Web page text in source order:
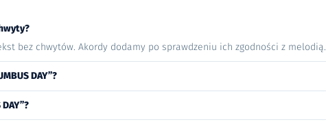
bez chwytów. Akordy dodamy po sprawdzeniu ich zgodności z melodią.
DAY”?